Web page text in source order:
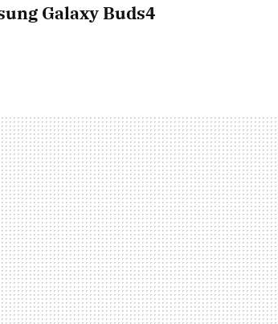
Galaxy Buds4